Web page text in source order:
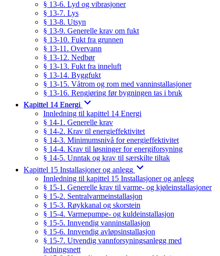
§ 13-6. Lyd og vibrasjoner
§ 13-7. Lys
§ 13-8. Utsyn
§ 13-9. Generelle krav om fukt
§ 13-10. Fukt fra grunnen
§ 13-11. Overvann
§ 13-12. Nedbør
§ 13-13. Fukt fra inneluft
§ 13-14. Byggfukt
§ 13-15. Våtrom og rom med vanninstallasjoner
§ 13-16. Rengjøring før bygningen tas i bruk
Kapittel 14 Energi
Innledning til kapittel 14 Energi
§ 14-1. Generelle krav
§ 14-2. Krav til energieffektivitet
§ 14-3. Minimumsnivå for energieffektivitet
§ 14-4. Krav til løsninger for energiforsyning
§ 14-5. Unntak og krav til særskilte tiltak
Kapittel 15 Installasjoner og anlegg
Innledning til kapittel 15 Installasjoner og anlegg
§ 15-1. Generelle krav til varme- og kjøleinstallasjoner
§ 15-2. Sentralvarmeinstallasjon
§ 15-3. Røykkanal og skorstein
§ 15-4. Varmepumpe- og kuldeinstallasjon
§ 15-5. Innvendig vanninstallasjon
§ 15-6. Innvendig avløpsinstallasjon
§ 15-7. Utvendig vannforsyningsanlegg med
ledningsnett